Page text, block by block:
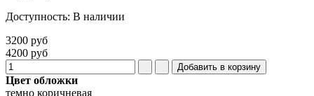
Доступность: В наличии
3200 руб
4200 руб
Цвет обложки
темно коричневая